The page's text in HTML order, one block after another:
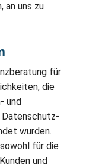
an uns zu
für
die
und
Datenschutz-
wurden.
für die
und